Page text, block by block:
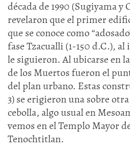
década de 1990 (Sugiyama y
revelaron que el primer
que se conoce como
fase Tzacualli (1-150 d.C.), al
le siguieron. Al ubicarse en
de los Muertos fueron el
del plan urbano. Estas
3) se erigieron una sobre
cebolla, algo usual en
vemos en el Templo Mayor
Tenochtitlan.